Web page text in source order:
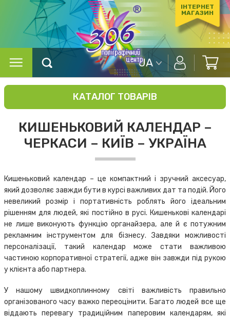
ІНТЕРНЕТ
МАГАЗИН
UA
КАТАЛОГ ТОВАРІВ
КИШЕНЬКОВИЙ КАЛЕНДАР –
ЧЕРКАСИ – КИЇВ – УКРАЇНА
Кишеньковий календар – це компактний і зручний аксесуар,
який дозволяє завжди бути в курсі важливих дат та подій. Його
невеликий розмір і портативність роблять його ідеальним
рішенням для людей, які постійно в русі. Кишенькові календарі
не лише виконують функцію органайзера, але й є потужним
рекламним інструментом для бізнесу. Завдяки можливості
персоналізації, такий календар може стати важливою
частиною корпоративної стратегії, адже він завжди під рукою
у клієнта або партнера.
У нашому швидкоплинному світі важливість правильно
організованого часу важко переоцінити. Багато людей все ще
віддають перевагу традиційним паперовим календарям, які